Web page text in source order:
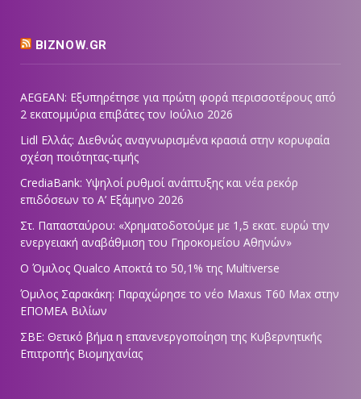
BIZNOW.GR
AEGEAN: Εξυπηρέτησε για πρώτη φορά περισσοτέρους από
2 εκατομμύρια επιβάτες τον Ιούλιο 2026
Lidl Ελλάς: Διεθνώς αναγνωρισμένα κρασιά στην κορυφαία
σχέση ποιότητας-τιμής
CrediaBank: Υψηλοί ρυθμοί ανάπτυξης και νέα ρεκόρ
επιδόσεων το Α’ Εξάμηνο 2026
Στ. Παπασταύρου: «Χρηματοδοτούμε με 1,5 εκατ. ευρώ την
ενεργειακή αναβάθμιση του Γηροκομείου Αθηνών»
Ο Όμιλος Qualco Αποκτά το 50,1% της Multiverse
Όμιλος Σαρακάκη: Παραχώρησε το νέο Maxus T60 Max στην
ΕΠΟΜΕΑ Βιλίων
ΣΒΕ: Θετικό βήμα η επανενεργοποίηση της Κυβερνητικής
Επιτροπής Βιομηχανίας